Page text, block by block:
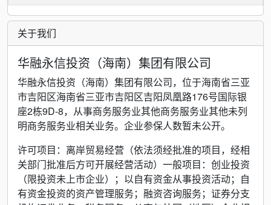
关于我们
华融永信投资（海南）集团有限公司
华融永信投资（海南）集团有限公司，位于海南省三亚
市吉阳区海南省三亚市吉阳区吉阳凤凰路176号国际银
座2栋9D-8，从事商务服务业其他商务服务业其他未列
明商务服务业相关业务。企业参保人数暂未公开。
许可项目：离岸贸易经营（依法须经批准的项目，经相
关部门批准后方可开展经营活动）一般项目：创业投资
（限投资未上市企业）；以自有资金从事投资活动；自
有资金投资的资产管理服务；融资咨询服务；证券分支